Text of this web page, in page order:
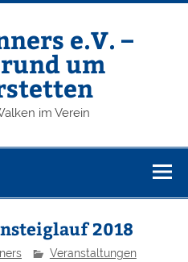
e.V. –
um
im Verein
2018
Veranstaltungen